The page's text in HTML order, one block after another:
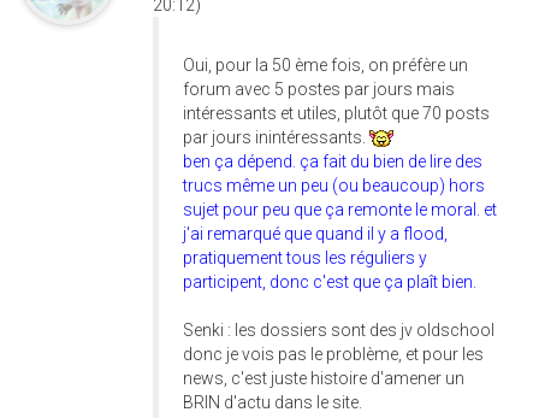
20:12)
Oui, pour la 50 ème fois, on préfère un
forum avec 5 postes par jours mais
intéressants et utiles, plutôt que 70 posts
par jours inintéressants.
ben ça dépend. ça fait du bien de lire des
trucs même un peu (ou beaucoup) hors
sujet pour peu que ça remonte le moral. et
j'ai remarqué que quand il y a flood,
pratiquement tous les réguliers y
participent, donc c'est que ça plaît bien.
Senki : les dossiers sont des jv oldschool
donc je vois pas le problème, et pour les
news, c'est juste histoire d'amener un
BRIN d'actu dans le site.